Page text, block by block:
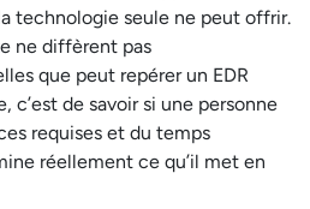
technologie seule ne peut offrir.
ne diffèrent pas
que peut repérer un EDR
c’est de savoir si une personne
requises et du temps
réellement ce qu’il met en